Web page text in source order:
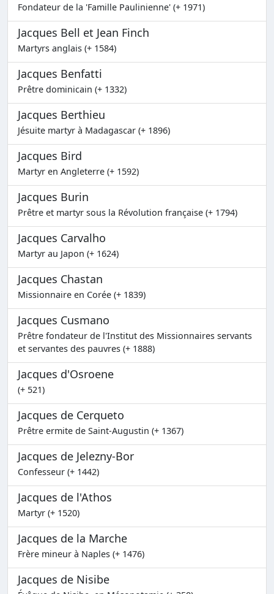
Fondateur de la 'Famille Paulinienne' (+ 1971)
Jacques Bell et Jean Finch
Martyrs anglais (+ 1584)
Jacques Benfatti
Prêtre dominicain (+ 1332)
Jacques Berthieu
Jésuite martyr à Madagascar (+ 1896)
Jacques Bird
Martyr en Angleterre (+ 1592)
Jacques Burin
Prêtre et martyr sous la Révolution française (+ 1794)
Jacques Carvalho
Martyr au Japon (+ 1624)
Jacques Chastan
Missionnaire en Corée (+ 1839)
Jacques Cusmano
Prêtre fondateur de l'Institut des Missionnaires servants
et servantes des pauvres (+ 1888)
Jacques d'Osroene
(+ 521)
Jacques de Cerqueto
Prêtre ermite de Saint-Augustin (+ 1367)
Jacques de Jelezny-Bor
Confesseur (+ 1442)
Jacques de l'Athos
Martyr (+ 1520)
Jacques de la Marche
Frère mineur à Naples (+ 1476)
Jacques de Nisibe